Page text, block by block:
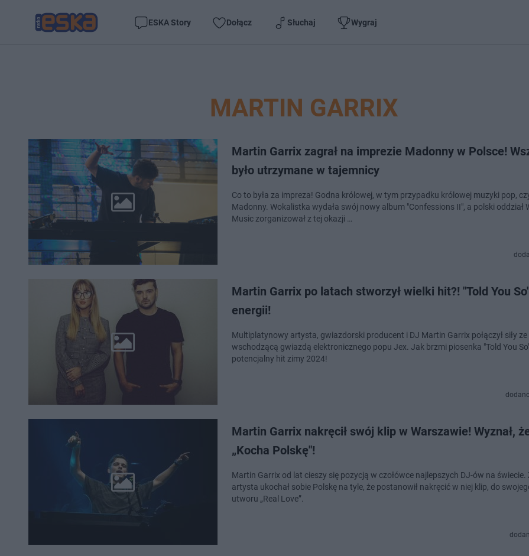
ESKA Story Dołącz Słuchaj Wygraj
MARTIN GARRIX
Martin Garrix zagrał na imprezie Madonny w Polsce!
było utrzymane w tajemnicy
Co to była za impreza! Godna królowej, w tym przypadku królowej muzyki pop,
Madonny. Wokalistka wydała swój nowy album "Confessions II", a polski oddział
Music zorganizował z tej okazji …
Martin Garrix po latach stworzył wielki hit?! "Told You
energii!
Multiplatynowy artysta, gwiazdorski producent i DJ Martin Garrix połączył siły ze
wschodzącą gwiazdą elektronicznego popu Jex. Jak brzmi piosenka "Told You
potencjalny hit zimy 2024!
Martin Garrix nakręcił swój klip w Warszawie! Wyznał,
„Kocha Polskę"!
Martin Garrix od lat cieszy się pozycją w czołówce najlepszych DJ-ów na świecie.
artysta ukochał sobie Polskę na tyle, że postanowił nakręcić w niej klip, do
utworu „Real Love”.